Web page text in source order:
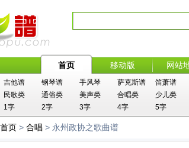
首页 移动版 网站
吉他谱 钢琴谱 手风琴 萨克斯谱 笛萧谱
民歌类 通俗类 美声类 合唱类
少儿类
1字 2字 3字 4字 5字
首页 > 合唱 > 永州政协之歌曲谱